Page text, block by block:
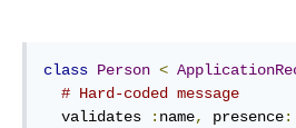
class Person <
# Hard-coded message
  validates
: name, presence: